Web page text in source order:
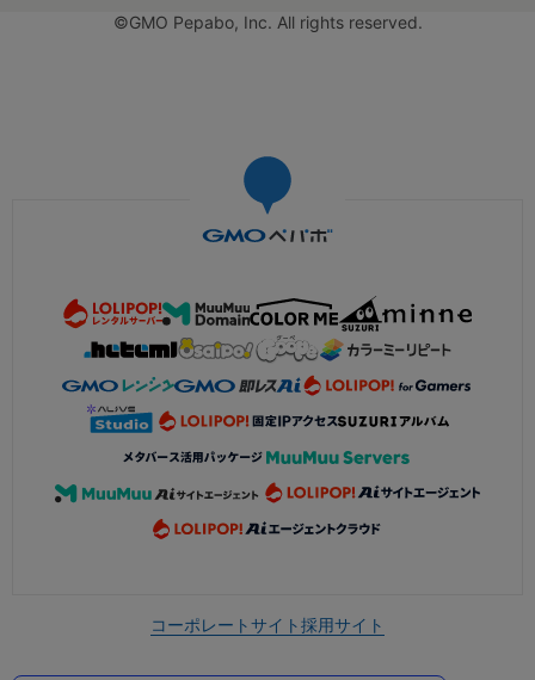
©GMO Pepabo, Inc. All rights reserved.
コーポレートサイト採用サイト